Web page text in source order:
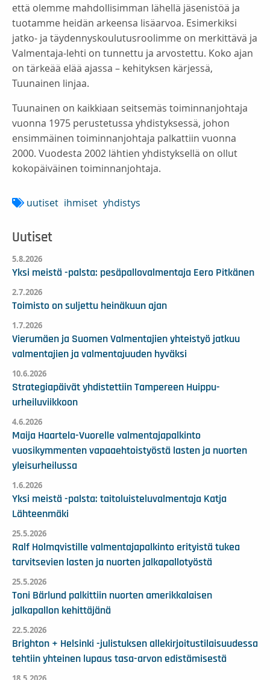
että olemme mahdollisimman lähellä jäsenistöä ja
tuotamme heidän arkeensa lisäarvoa. Esimerkiksi
jatko- ja täydennyskoulutusroolimme on merkittävä ja
Valmentaja-lehti on tunnettu ja arvostettu. Koko ajan
on tärkeää elää ajassa – kehityksen kärjessä,
Tuunainen linjaa.
Tuunainen on kaikkiaan seitsemäs toiminnanjohtaja
vuonna 1975 perustetussa yhdistyksessä, johon
ensimmäinen toiminnanjohtaja palkattiin vuonna
2000. Vuodesta 2002 lähtien yhdistyksellä on ollut
kokopäiväinen toiminnanjohtaja.
uutiset ihmiset yhdistys
Uutiset
5.8.2026
Yksi meistä -palsta: pesäpallovalmentaja Eero Pitkänen
2.7.2026
Toimisto on suljettu heinäkuun ajan
1.7.2026
Vierumäen ja Suomen Valmentajien yhteistyö jatkuu
valmentajien ja valmentajuuden hyväksi
10.6.2026
Strategiapäivät yhdistettiin Tampereen Huippu-
urheiluviikkoon
4.6.2026
Maija Haartela-Vuorelle valmentajapalkinto
vuosikymmenten vapaaehtoistyöstä lasten ja nuorten
yleisurheilussa
1.6.2026
Yksi meistä -palsta: taitoluisteluvalmentaja Katja
Lähteenmäki
25.5.2026
Ralf Holmqvistille valmentajapalkinto erityistä tukea
tarvitsevien lasten ja nuorten jalkapallotyöstä
25.5.2026
Toni Bärlund palkittiin nuorten amerikkalaisen
jalkapallon kehittäjänä
22.5.2026
Brighton + Helsinki -julistuksen allekirjoitustilaisuudessa
tehtiin yhteinen lupaus tasa-arvon edistämisestä